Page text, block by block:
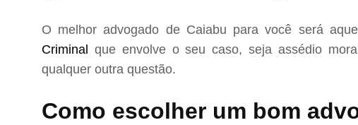
O melhor advogado de Caiabu para você será
Criminal que envolve o seu caso, seja assédio
qualquer outra questão.
Como escolher um bom